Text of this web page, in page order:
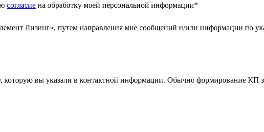
согласие на обработку моей персональной информации*
Лизинг», путем направления мне сообщений и/или информации по
которую вы указали в контактной информации. Обычно формирование КП